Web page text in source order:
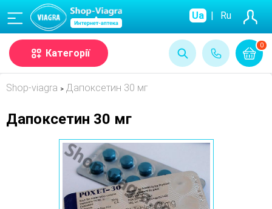
0
(068) Ua | Ru
Категорії
Shop-viagra > Дапоксетин 30 мг
Дапоксетин 30 мг